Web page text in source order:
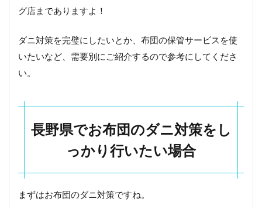
4
長
県
で
敏
感
人
小
子
ん
グ店までありますよ！
ダニ対策を完璧にしたいとか、布団の保管サービスを使
いたいなど、需要別にご紹介するので参考にしてくださ
い。
長野県でお布団のダニ対策をし
っかり行いたい場合
まずはお布団のダニ対策ですね。